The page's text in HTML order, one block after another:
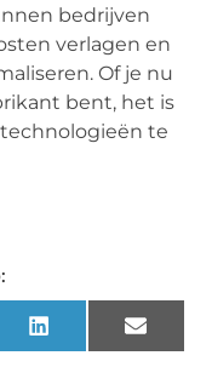
bedrijven
verlagen en
Of je nu
bent, het is
te
LinkedIn Email